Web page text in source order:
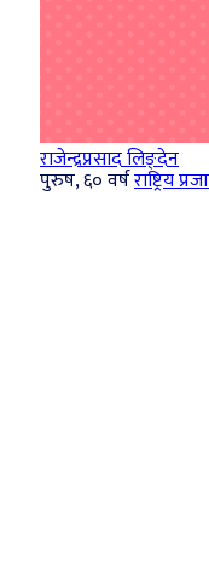
राजेन्द्रप्रसाद लिङ्देन
पुरुष, ६० वर्षराष्ट्रिय